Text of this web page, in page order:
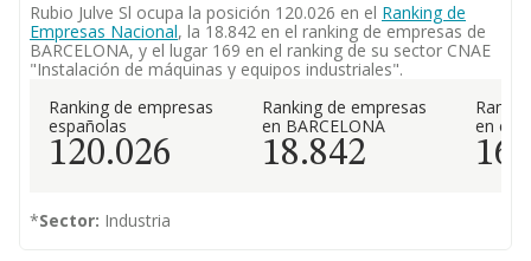
Rubio Julve Sl ocupa la posición 120.026 en el Ranking de
Empresas Nacional, la 18.842 en el ranking de empresas de
BARCELONA, y el lugar 169 en el ranking de su sector CNAE
"Instalación de máquinas y equipos industriales".
Ranking de empresas
españolas
120.026
Ranking de empresas
en BARCELONA
18.842
en el
169
*Sector: Industria